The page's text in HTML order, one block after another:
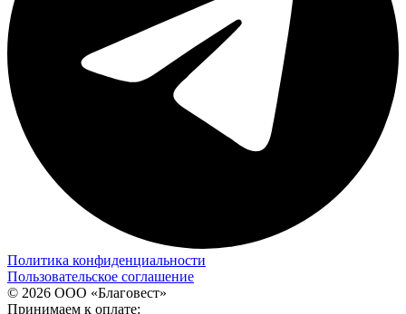
Политика конфиденциальности
Пользовательское соглашение
© 2026 ООО «Благовест»
Принимаем к оплате: